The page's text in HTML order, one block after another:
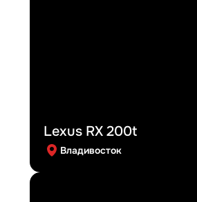
Lexus RX 200t
Владивосток